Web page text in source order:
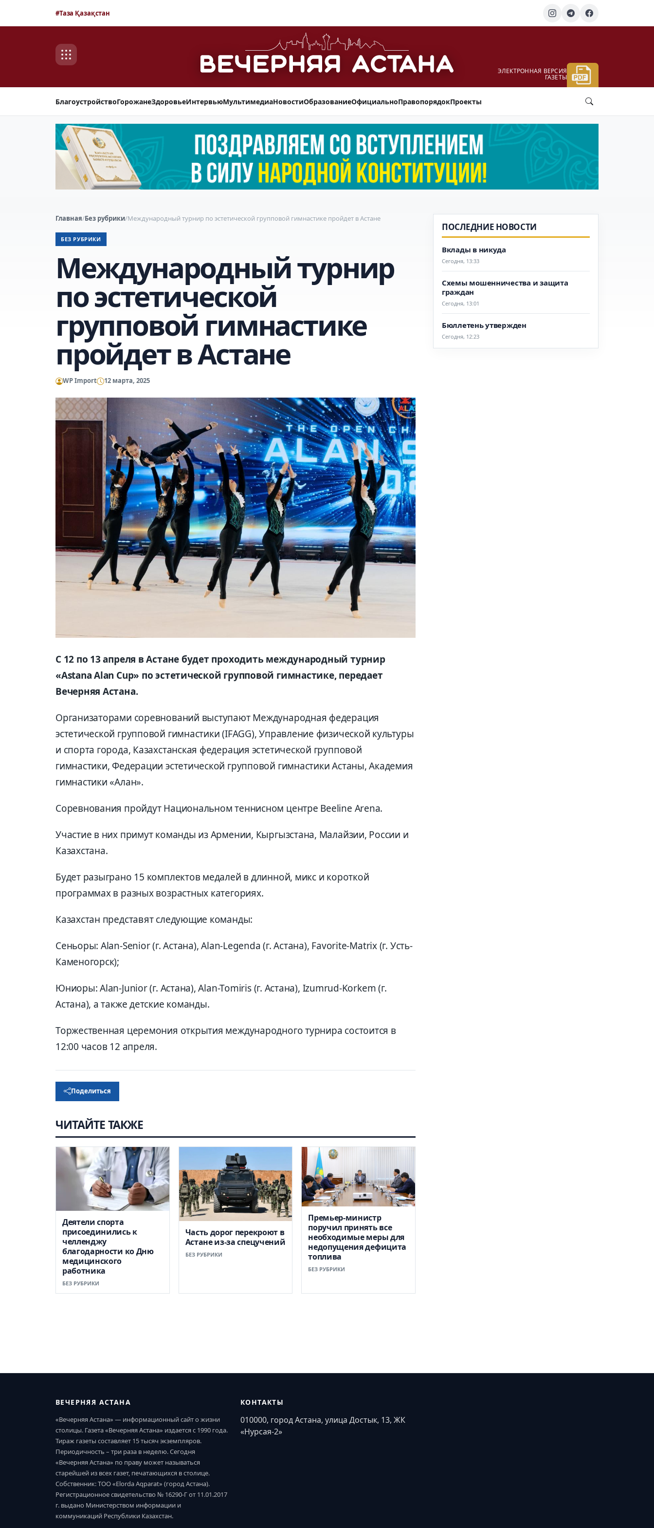
#Таза Қазақстан
ЭЛЕКТРОННАЯ ВЕРСИЯ
ГАЗЕТЫ
БлагоустройствоГорожанеЗдоровьеИнтервьюМультимедиаНовостиОбразованиеОфициальноПравопорядокПроекты
Главная/Без рубрики/Международный турнир по эстетической групповой гимнастике пройдет в Астане
БЕЗ РУБРИКИ
Международный турнир
по эстетической
групповой гимнастике
пройдет в Астане
WP Import 12 марта, 2025
С 12 по 13 апреля в Астане будет проходить международный турнир
«Astana Alan Cup» по эстетической групповой гимнастике, передает
Вечерняя Астана.
Организаторами соревнований выступают Международная федерация
эстетической групповой гимнастики (IFAGG), Управление физической культуры
и спорта города, Казахстанская федерация эстетической групповой
гимнастики, Федерации эстетической групповой гимнастики Астаны, Академия
гимнастики «Алан».
Соревнования пройдут Национальном теннисном центре Beeline Arena.
Участие в них примут команды из Армении, Кыргызстана, Малайзии, России и
Казахстана.
Будет разыграно 15 комплектов медалей в длинной, микс и короткой
программах в разных возрастных категориях.
Казахстан представят следующие команды:
Сеньоры: Alan-Senior (г. Астана), Alan-Legenda (г. Астана), Favorite-Matrix (г. Усть-
Каменогорск);
Юниоры: Alan-Junior (г. Астана), Alan-Tomiris (г. Астана), Izumrud-Korkem (г.
Астана), а также детские команды.
Торжественная церемония открытия международного турнира состоится в
12:00 часов 12 апреля.
Поделиться
ЧИТАЙТЕ ТАКЖЕ
Деятели спорта
присоединились к
челленджу
благодарности ко Дню
медицинского
работника
БЕЗ РУБРИКИ
Часть дорог перекроют в
Астане из-за спецучений
БЕЗ РУБРИКИ
Премьер-министр
поручил принять все
необходимые меры для
недопущения дефицита
топлива
БЕЗ РУБРИКИ
ПОСЛЕДНИЕ НОВОСТИ
Вклады в никуда
Сегодня, 13:33
Схемы мошенничества и защита
граждан
Сегодня, 13:01
Бюллетень утвержден
Сегодня, 12:23
ВЕЧЕРНЯЯ АСТАНА
«Вечерняя Астана» — информационный сайт о жизни
столицы. Газета «Вечерняя Астана» издается с 1990 года.
Тираж газеты составляет 15 тысяч экземпляров.
Периодичность – три раза в неделю. Сегодня
«Вечерняя Астана» по праву может называться
старейшей из всех газет, печатающихся в столице.
Собственник: ТОО «Elorda Aqparat» (город Астана).
Регистрационное свидетельство № 16290-Г от 11.01.2017
г. выдано Министерством информации и
коммуникаций Республики Казахстан.
КОНТАКТЫ
010000, город Астана, улица Достык, 13, ЖК
«Нурсая-2»